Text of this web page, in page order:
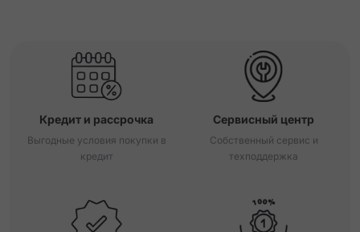
Кредит и рассрочка
Выгодные условия покупки в
кредит
Сервисный центр
Собственный сервис и
техподдержка